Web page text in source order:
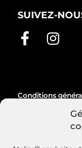
SUIVEZ-
Conditions
Politique de